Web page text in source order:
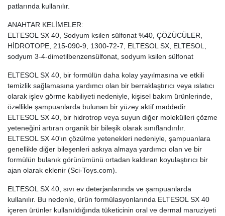
patlarında kullanılır.
ANAHTAR KELİMELER:
ELTESOL SX 40, Sodyum ksilen sülfonat %40, ÇÖZÜCÜLER,
HİDROTOPE, 215-090-9, 1300-72-7, ELTESOL SX, ELTESOL,
sodyum 3-4-dimetilbenzensülfonat, sodyum ksilen sülfonat
ELTESOL SX 40, bir formülün daha kolay yayılmasına ve etkili
temizlik sağlamasına yardımcı olan bir berraklaştırıcı veya ıslatıcı
olarak işlev görme kabiliyeti nedeniyle, kişisel bakım ürünlerinde,
özellikle şampuanlarda bulunan bir yüzey aktif maddedir.
ELTESOL SX 40, bir hidrotrop veya suyun diğer molekülleri çözme
yeteneğini artıran organik bir bileşik olarak sınıflandırılır.
ELTESOL SX 40'ın çözülme yetenekleri nedeniyle, şampuanlara
genellikle diğer bileşenleri askıya almaya yardımcı olan ve bir
formülün bulanık görünümünü ortadan kaldıran koyulaştırıcı bir
ajan olarak eklenir (Sci-Toys.com).
ELTESOL SX 40, sıvı ev deterjanlarında ve şampuanlarda
kullanılır. Bu nedenle, ürün formülasyonlarında ELTESOL SX 40
içeren ürünler kullanıldığında tüketicinin oral ve dermal maruziyeti